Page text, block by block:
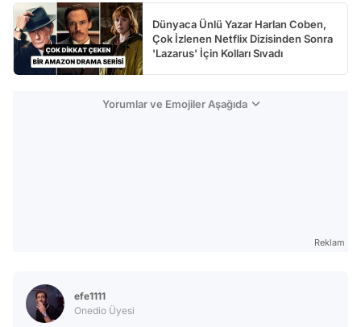
Dünyaca Ünlü Yazar Harlan Coben,
Çok İzlenen Netflix Dizisinden Sonra
'Lazarus' İçin Kolları Sıvadı
Yorumlar ve Emojiler Aşağıda
Reklam
efe1111
Onedio Üyesi